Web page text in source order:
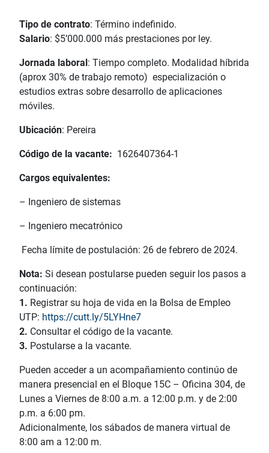
Tipo de contrato: Término indefinido.
Salario: $5’000.000 más prestaciones por ley.
Jornada laboral : Tiempo completo. Modalidad híbrida
(aprox 30% de trabajo remoto) especialización o
estudios extras sobre desarrollo de aplicaciones
móviles.
Ubicación: Pereira
Código de la vacante: 1626407364-1
Cargos equivalentes:
– Ingeniero de sistemas
– Ingeniero mecatrónico
Fecha límite de postulación: 26 de febrero de 2024.
Nota: Si desean postularse pueden seguir los pasos a
continuación:
1. Registrar su hoja de vida en la Bolsa de Empleo
UTP: https://cutt.ly/5LYHne7
2. Consultar el código de la vacante.
3. Postularse a la vacante.
Pueden acceder a un acompañamiento continúo de
manera presencial en el Bloque 15C – Oficina 304, de
Lunes a Viernes de 8:00 a.m. a 12:00 p.m. y de 2:00
p.m. a 6:00 pm.
Adicionalmente, los sábados de manera virtual de
8:00 am a 12:00 m.